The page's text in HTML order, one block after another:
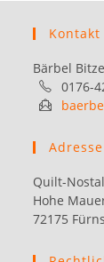
Kontakt
Bärbel
0176-
Adresse
Quilt-
Hohe
72175